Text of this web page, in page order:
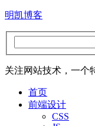
明凯博客
关注网站技术，一个
首页
前端设计
CSS